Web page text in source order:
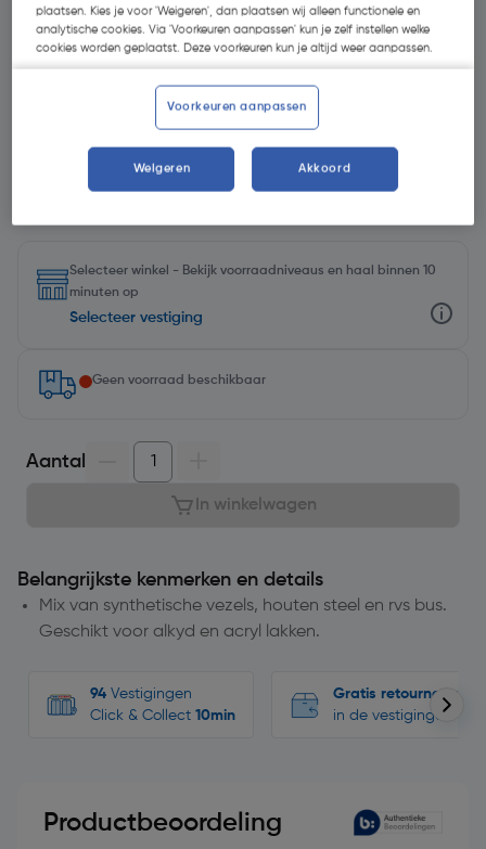
€ 1,25| Excl. btw € 1,03
Selecteer winkel - Bekijk voorraadniveaus en haal binnen 10
minuten op
Selecteer vestiging
Geen voorraad beschikbaar
Aantal
In winkelwagen
Belangrijkste kenmerken en details
Mix van synthetische vezels, houten steel en rvs bus.
Geschikt voor alkyd en acryl lakken.
94 Vestigingen
Click & Collect 10min
Gratis retourneren
in de vestigingen
Productbeoordeling
plaatsen. Kies je voor 'Weigeren', dan plaatsen wij alleen functionele en
analytische cookies. Via 'Voorkeuren aanpassen' kun je zelf instellen welke
cookies worden geplaatst. Deze voorkeuren kun je altijd weer aanpassen.
Voorkeuren aanpassen
Weigeren Akkoord